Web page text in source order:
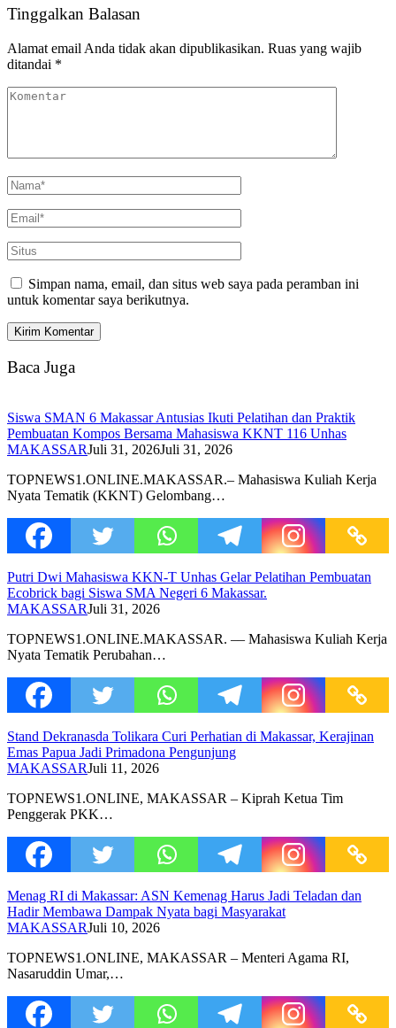
Tinggalkan Balasan
Alamat email Anda tidak akan dipublikasikan. Ruas yang wajib
ditandai *
Simpan nama, email, dan situs web saya pada peramban ini
untuk komentar saya berikutnya.
Baca Juga
Siswa SMAN 6 Makassar Antusias Ikuti Pelatihan dan Praktik
Pembuatan Kompos Bersama Mahasiswa KKNT 116 Unhas
MAKASSARJuli 31, 2026Juli 31, 2026
TOPNEWS1.ONLINE.MAKASSAR.– Mahasiswa Kuliah Kerja
Nyata Tematik (KKNT) Gelombang…
Putri Dwi Mahasiswa KKN-T Unhas Gelar Pelatihan Pembuatan
Ecobrick bagi Siswa SMA Negeri 6 Makassar.
MAKASSARJuli 31, 2026
TOPNEWS1.ONLINE.MAKASSAR. –– Mahasiswa Kuliah Kerja
Nyata Tematik Perubahan…
Stand Dekranasda Tolikara Curi Perhatian di Makassar, Kerajinan
Emas Papua Jadi Primadona Pengunjung
MAKASSARJuli 11, 2026
TOPNEWS1.ONLINE, MAKASSAR – Kiprah Ketua Tim
Penggerak PKK…
Menag RI di Makassar: ASN Kemenag Harus Jadi Teladan dan
Hadir Membawa Dampak Nyata bagi Masyarakat
MAKASSARJuli 10, 2026
TOPNEWS1.ONLINE, MAKASSAR – Menteri Agama RI,
Nasaruddin Umar,…